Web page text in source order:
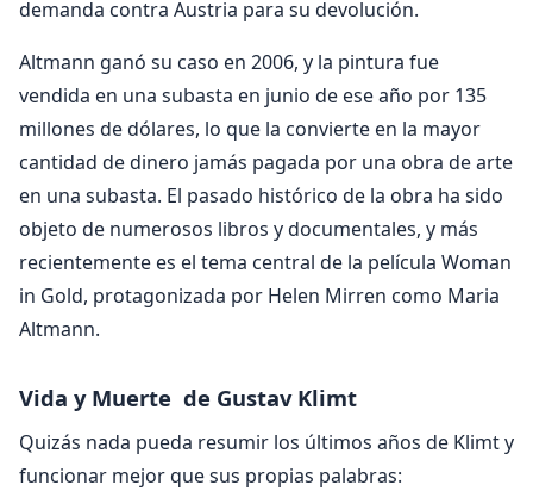
demanda contra Austria para su devolución.
Altmann ganó su caso en 2006, y la pintura fue
vendida en una subasta en junio de ese año por 135
millones de dólares, lo que la convierte en la mayor
cantidad de dinero jamás pagada por una obra de arte
en una subasta. El pasado histórico de la obra ha sido
objeto de numerosos libros y documentales, y más
recientemente es el tema central de la película Woman
in Gold, protagonizada por Helen Mirren como Maria
Altmann.
Vida y Muerte de Gustav Klimt
Quizás nada pueda resumir los últimos años de Klimt y
funcionar mejor que sus propias palabras: